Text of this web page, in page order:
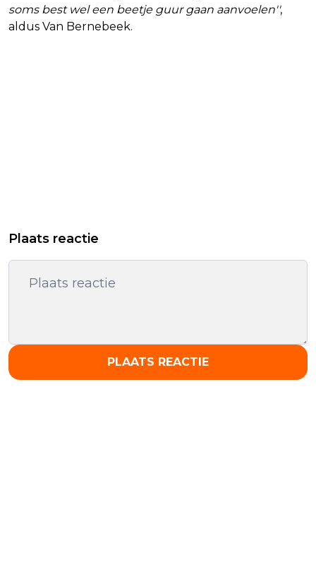
soms best wel een beetje guur gaan aanvoelen'',
aldus Van Bernebeek.
Plaats reactie
PLAATS REACTIE